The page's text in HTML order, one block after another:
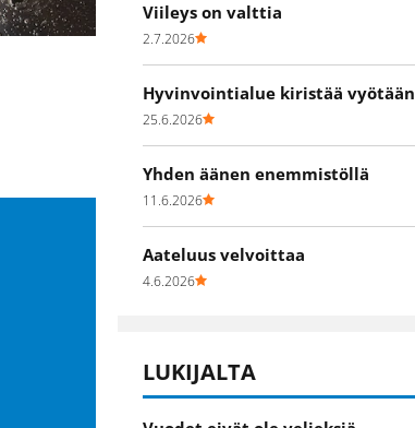
Viileys on valttia
2.7.2026
Hyvinvointialue kiristää vyötään
25.6.2026
Yhden äänen enemmistöllä
11.6.2026
Aateluus velvoittaa
4.6.2026
LUKIJALTA